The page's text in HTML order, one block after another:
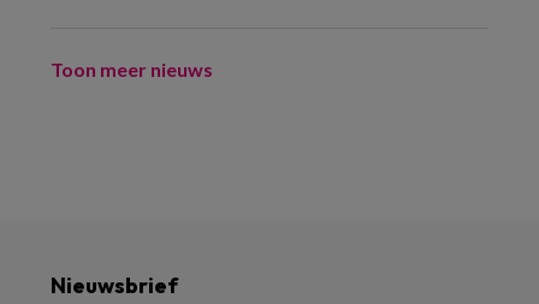
Toon meer nieuws
Nieuwsbrief